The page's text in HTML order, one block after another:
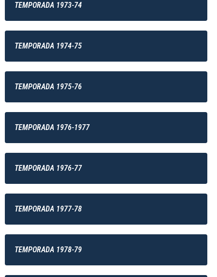
TEMPORADA 1973-74
TEMPORADA 1974-75
TEMPORADA 1975-76
TEMPORADA 1976-1977
TEMPORADA 1976-77
TEMPORADA 1977-78
TEMPORADA 1978-79